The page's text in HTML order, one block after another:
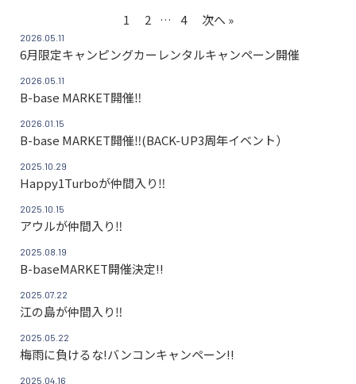
1 2 … 4 次へ »
2026.05.11
6月限定キャンピングカーレンタルキャンペーン開催
2026.05.11
B-base MARKET開催‼
2026.01.15
B-base MARKET開催‼(BACK-UP3周年イベント）
2025.10.29
Happy1Turboが仲間入り‼
2025.10.15
アウルが仲間入り‼
2025.08.19
B-baseMARKET開催決定!!
2025.07.22
江の島が仲間入り‼
2025.05.22
梅雨に負けるな!バンコンキャンペーン!!
2025.04.16